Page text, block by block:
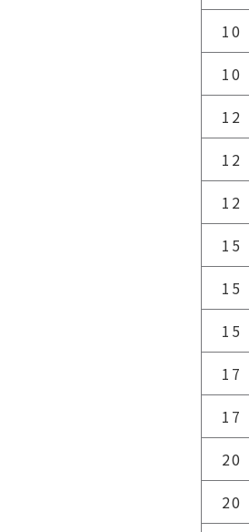
10
10
12
12
12
15
15
15
17
17
20
20